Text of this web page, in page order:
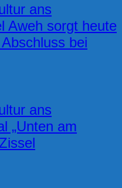
ans
Aweh sorgt heute
bei
ans
„Unten am